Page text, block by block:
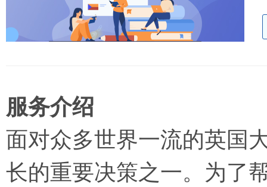
服务介绍
面对众多世界一流的英国
长的重要决策之一。为了